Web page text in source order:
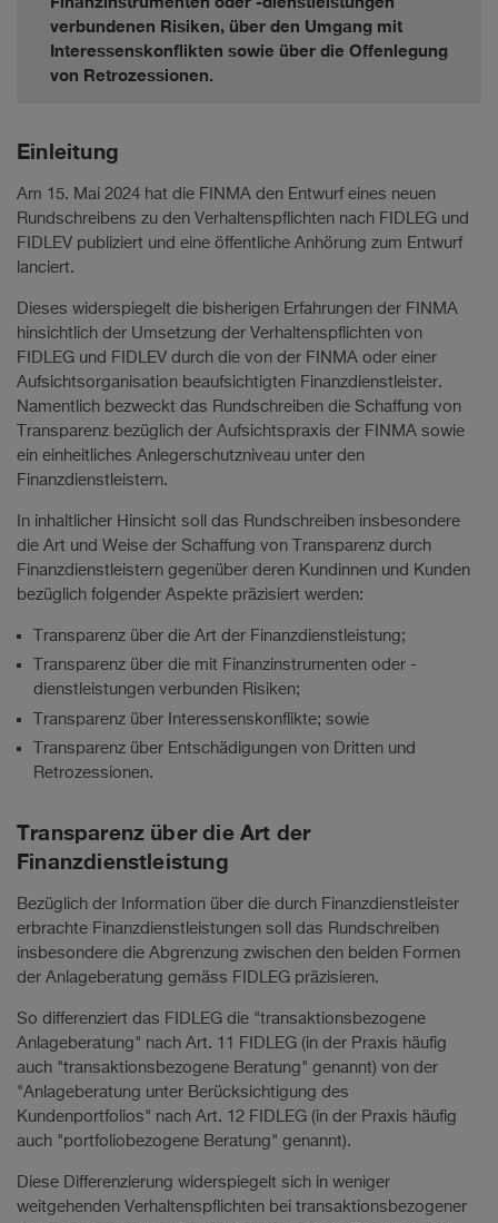
verbundenen Risiken, über den Umgang mit
Interessenskonflikten sowie über die Offenlegung
von Retrozessionen.
Einleitung
Am 15. Mai 2024 hat die FINMA den Entwurf eines neuen
Rundschreibens zu den Verhaltenspflichten nach FIDLEG und
FIDLEV publiziert und eine öffentliche Anhörung zum Entwurf
lanciert.
Dieses widerspiegelt die bisherigen Erfahrungen der FINMA
hinsichtlich der Umsetzung der Verhaltenspflichten von
FIDLEG und FIDLEV durch die von der FINMA oder einer
Aufsichtsorganisation beaufsichtigten Finanzdienstleister.
Namentlich bezweckt das Rundschreiben die Schaffung von
Transparenz bezüglich der Aufsichtspraxis der FINMA sowie
ein einheitliches Anlegerschutzniveau unter den
Finanzdienstleistern.
In inhaltlicher Hinsicht soll das Rundschreiben insbesondere
die Art und Weise der Schaffung von Transparenz durch
Finanzdienstleistern gegenüber deren Kundinnen und Kunden
bezüglich folgender Aspekte präzisiert werden:
Transparenz über die Art der Finanzdienstleistung;
Transparenz über die mit Finanzinstrumenten oder -
dienstleistungen verbunden Risiken;
Transparenz über Interessenskonflikte; sowie
Transparenz über Entschädigungen von Dritten und
Retrozessionen.
Transparenz über die Art der
Finanzdienstleistung
Bezüglich der Information über die durch Finanzdienstleister
erbrachte Finanzdienstleistungen soll das Rundschreiben
insbesondere die Abgrenzung zwischen den beiden Formen
der Anlageberatung gemäss FIDLEG präzisieren.
So differenziert das FIDLEG die "transaktionsbezogene
Anlageberatung" nach Art. 11 FIDLEG (in der Praxis häufig
auch "transaktionsbezogene Beratung" genannt) von der
"Anlageberatung unter Berücksichtigung des
Kundenportfolios" nach Art. 12 FIDLEG (in der Praxis häufig
auch "portfoliobezogene Beratung" genannt).
Diese Differenzierung widerspiegelt sich in weniger
weitgehenden Verhaltenspflichten bei transaktionsbezogener